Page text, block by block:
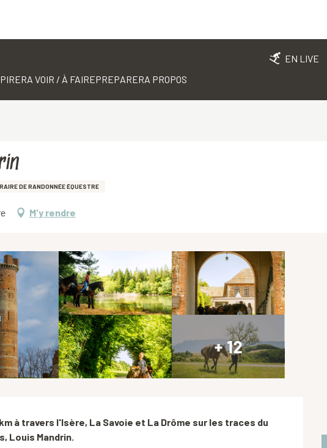
EN LIVE
A VOIR / À FAIREPREPARERA PROPOS
DE RANDONNÉE ÉQUESTRE
M'y rendre
+ 12
à travers l'Isère, La Savoie et La Drôme sur les traces du
Louis Mandrin.